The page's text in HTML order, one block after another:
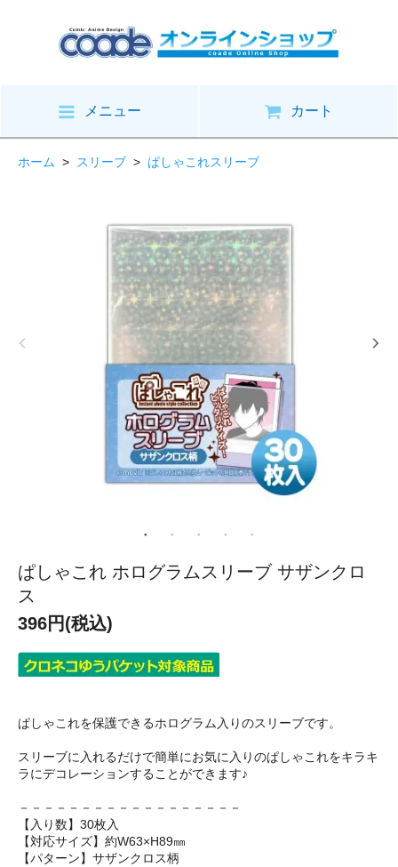
メニュー カート
ホーム > スリーブ > ぱしゃこれスリーブ
ぱしゃこれ ホログラムスリーブ サザンクロ
ス
396円(税込)
ぱしゃこれを保護できるホログラム入りのスリーブです。
スリーブに入れるだけで簡単にお気に入りのぱしゃこれをキラキ
ラにデコレーションすることができます♪
－－－－－－－－－－－－－－－－－－
【入り数】30枚入
【対応サイズ】約W63×H89㎜
【パターン】サザンクロス柄